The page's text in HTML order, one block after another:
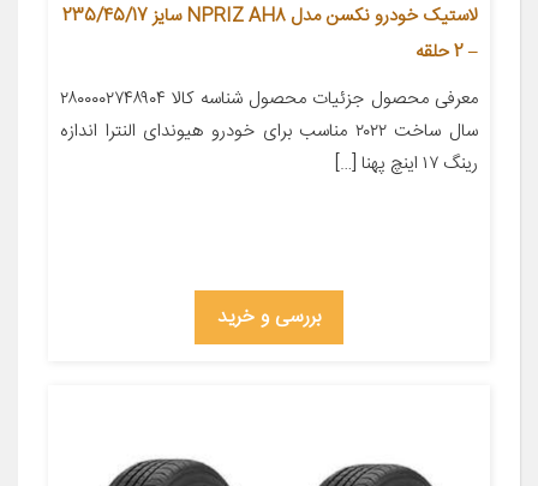
لاستیک خودرو نکسن مدل NPRIZ AH8 سایز 235/45/17
– 2 حلقه
معرفی محصول جزئیات محصول شناسه کالا ۲۸۰۰۰۰۲۷۴۸۹۰۴
سال ساخت ۲۰۲۲ مناسب برای خودرو هیوندای النترا اندازه
رینگ ۱۷ اینچ پهنا […]
بررسی و خرید